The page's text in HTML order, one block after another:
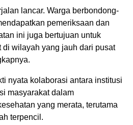
lancar. Warga berbondong-
pemeriksaan dan
ini juga bertujuan untuk
di wilayah yang jauh dari pusat
nyata kolaborasi antara institusi
masyarakat dalam
yang merata, terutama
terpencil.